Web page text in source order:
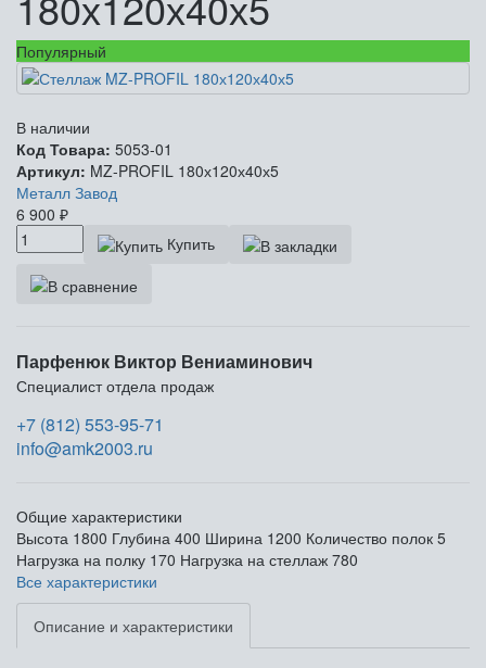
Популярный
В наличии
Код Товара: 5053-01
Артикул: MZ-PROFIL 180х120х40х5
Металл Завод
6 900 ₽
Купить
Парфенюк Виктор Вениаминович
Специалист отдела продаж
+7 (812) 553-95-71
info@amk2003.ru
Общие характеристики
Высота 1800 Глубина 400 Ширина 1200 Количество полок 5
Нагрузка на полку 170 Нагрузка на стеллаж 780
Все характеристики
Описание и характеристики